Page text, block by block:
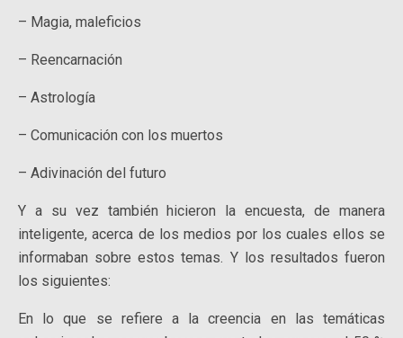
– Magia, maleficios
– Reencarnación
– Astrología
– Comunicación con los muertos
– Adivinación del futuro
Y a su vez también hicieron la encuesta, de manera
inteligente, acerca de los medios por los cuales ellos se
informaban sobre estos temas. Y los resultados fueron
los siguientes:
En lo que se refiere a la creencia en las temáticas